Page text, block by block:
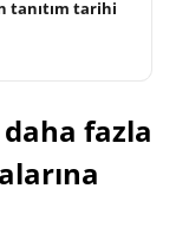
tanıtım tarihi
fazla